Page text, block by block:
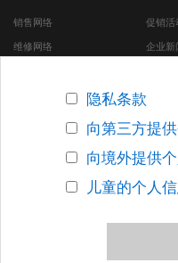
销售网络
维修网络
安全问题支持
促销活
企业新
关于网络
隐私条款
向第三方提
向境外提供
儿童的个人